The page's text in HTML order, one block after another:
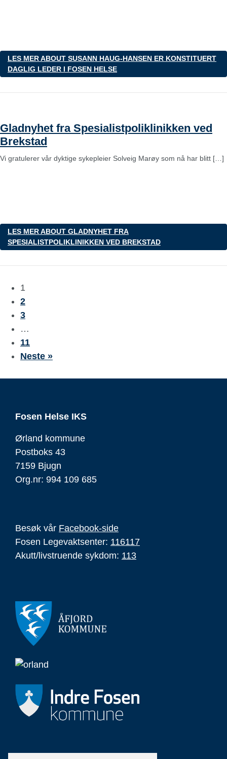
LES MERABOUT SUSANN HAUG-HANSEN ER KONSTITUERT
DAGLIG LEDER I FOSEN HELSE
Gladnyhet fra Spesialistpoliklinikken ved
Brekstad
Vi gratulerer vår dyktige sykepleier Solveig Marøy som nå har blitt […]
LES MERABOUT GLADNYHET FRA
SPESIALISTPOLIKLINIKKEN VED BREKSTAD
1
2
3
…
11
Neste »
Fosen Helse IKS
Ørland kommune
Postboks 43
7159 Bjugn
Org.nr: 994 109 685
Besøk vår Facebook-side
Fosen Legevaktsenter: 116117
Akutt/livstruende sykdom: 113